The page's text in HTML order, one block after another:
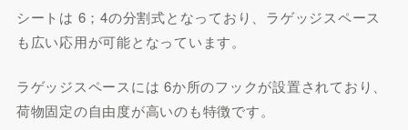
シートは 6；4の分割式となっており、ラゲッジスペース
も広い応用が可能となっています。
ラゲッジスペースには 6か所のフックが設置されており、
荷物固定の自由度が高いのも特徴です。